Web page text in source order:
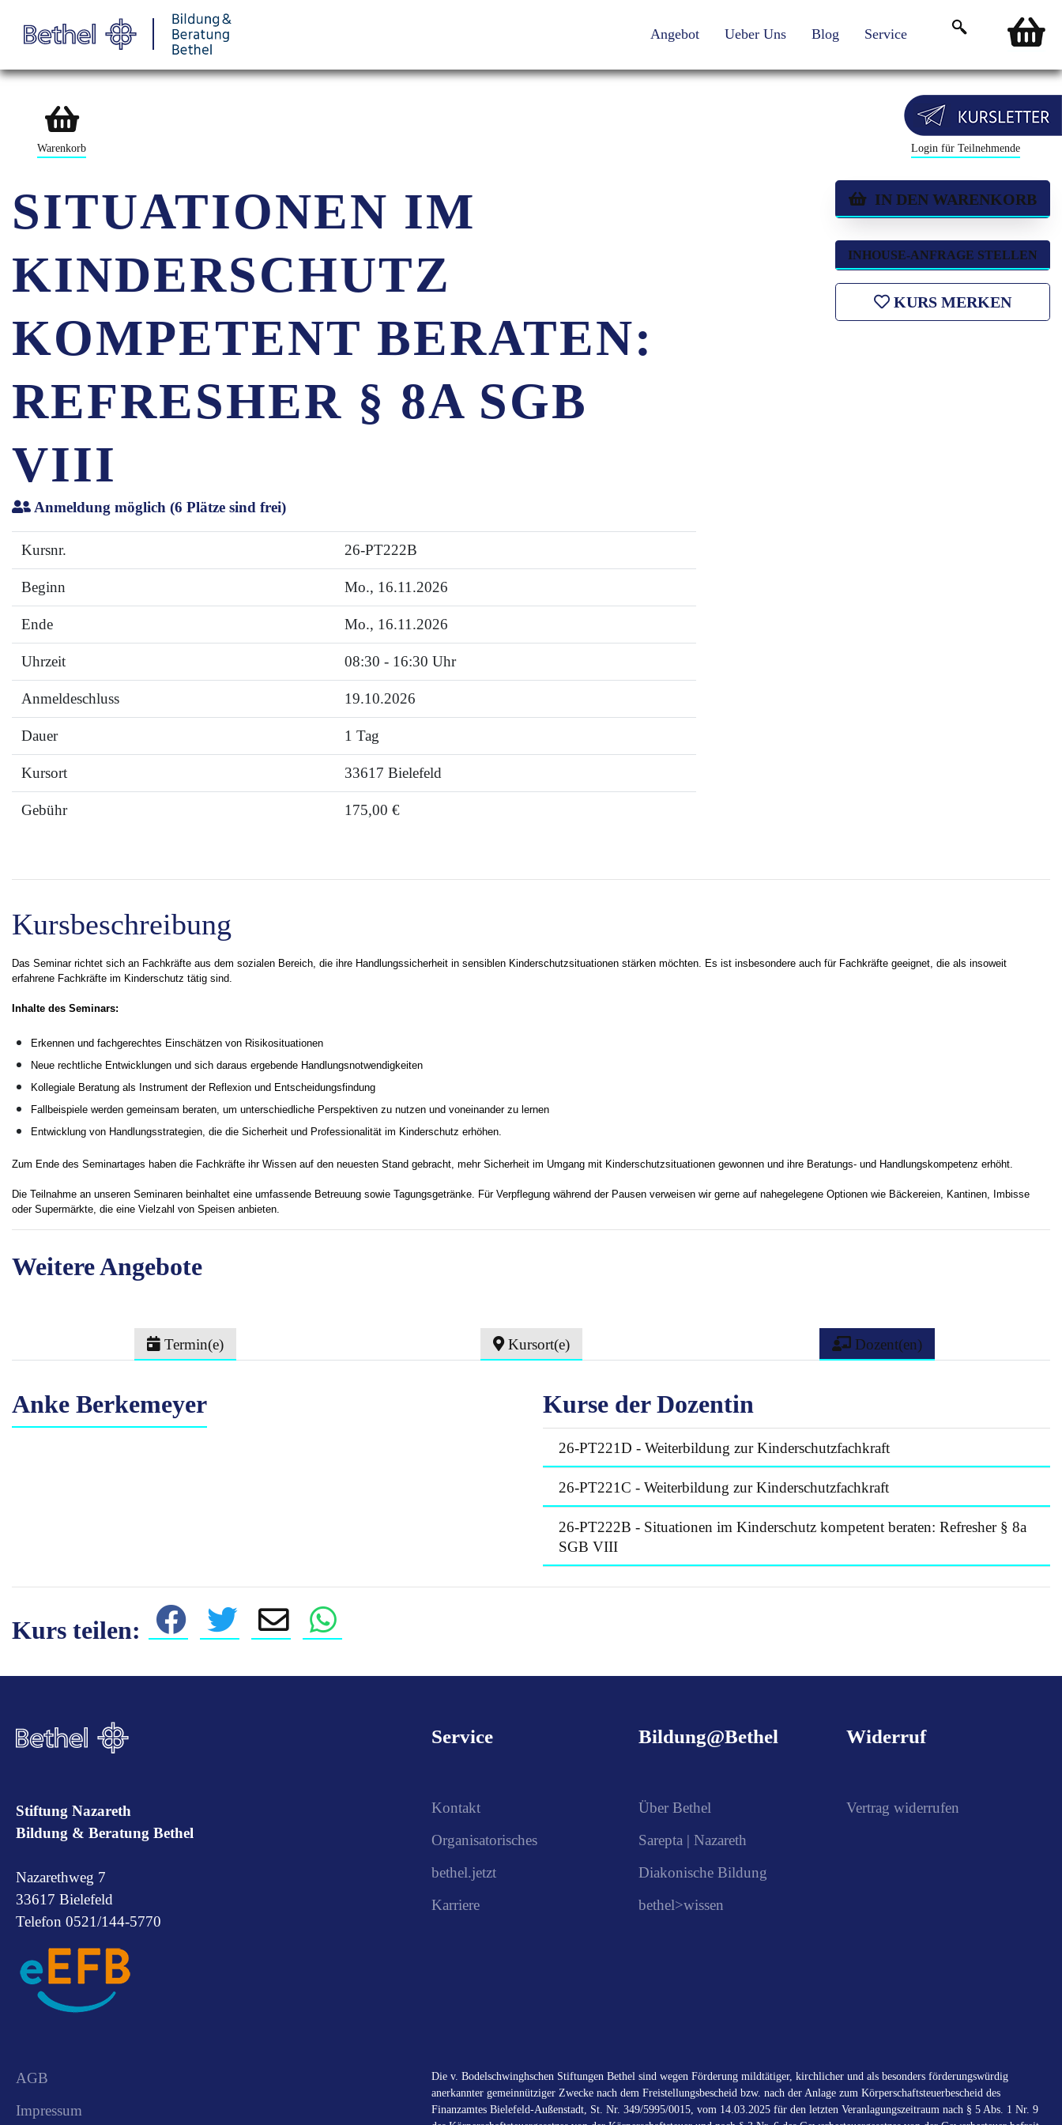
Angebot Ueber Uns Blog Service
Warenkorb Login für Teilnehmende
SITUATIONEN IM
KINDERSCHUTZ
KOMPETENT BERATEN:
REFRESHER § 8A SGB
VIII
Anmeldung möglich (6 Plätze sind frei)
Kursnr. 26-PT222B
Beginn Mo., 16.11.2026
Ende Mo., 16.11.2026
Uhrzeit 08:30 - 16:30 Uhr
Anmeldeschluss 19.10.2026
Dauer 1 Tag
Kursort 33617 Bielefeld
Gebühr 175,00 €
IN DEN WARENKORB
INHOUSE-ANFRAGE STELLEN
KURS MERKEN
Kursbeschreibung
Das Seminar richtet sich an Fachkräfte aus dem sozialen Bereich, die ihre Handlungssicherheit in sensiblen Kinderschutzsituationen stärken möchten. Es ist insbesondere auch für Fachkräfte geeignet, die als insoweit
erfahrene Fachkräfte im Kinderschutz tätig sind.
Inhalte des Seminars:
Erkennen und fachgerechtes Einschätzen von Risikosituationen
Neue rechtliche Entwicklungen und sich daraus ergebende Handlungsnotwendigkeiten
Kollegiale Beratung als Instrument der Reflexion und Entscheidungsfindung
Fallbeispiele werden gemeinsam beraten, um unterschiedliche Perspektiven zu nutzen und voneinander zu lernen
Entwicklung von Handlungsstrategien, die die Sicherheit und Professionalität im Kinderschutz erhöhen.
Zum Ende des Seminartages haben die Fachkräfte ihr Wissen auf den neuesten Stand gebracht, mehr Sicherheit im Umgang mit Kinderschutzsituationen gewonnen und ihre Beratungs- und Handlungskompetenz erhöht.
Die Teilnahme an unseren Seminaren beinhaltet eine umfassende Betreuung sowie Tagungsgetränke. Für Verpflegung während der Pausen verweisen wir gerne auf nahegelegene Optionen wie Bäckereien, Kantinen, Imbisse
oder Supermärkte, die eine Vielzahl von Speisen anbieten.
Weitere Angebote
Termin(e) Kursort(e) Dozent(en)
Anke Berkemeyer Kurse der Dozentin
26-PT221D - Weiterbildung zur Kinderschutzfachkraft
26-PT221C - Weiterbildung zur Kinderschutzfachkraft
26-PT222B - Situationen im Kinderschutz kompetent beraten: Refresher § 8a
SGB VIII
Kurs teilen:
Stiftung Nazareth
Bildung & Beratung Bethel
Nazarethweg 7
33617 Bielefeld
Telefon 0521/144-5770
Service
Kontakt
Organisatorisches
bethel.jetzt
Karriere
Bildung@Bethel
Über Bethel
Sarepta | Nazareth
Diakonische Bildung
bethel>wissen
Widerruf
Vertrag widerrufen
AGB
Impressum
Die v. Bodelschwinghschen Stiftungen Bethel sind wegen Förderung mildtätiger, kirchlicher und als besonders förderungswürdig
anerkannter gemeinnütziger Zwecke nach dem Freistellungsbescheid bzw. nach der Anlage zum Körperschaftsteuerbescheid des
Finanzamtes Bielefeld-Außenstadt, St. Nr. 349/5995/0015, vom 14.03.2025 für den letzten Veranlagungszeitraum nach § 5 Abs. 1 Nr. 9